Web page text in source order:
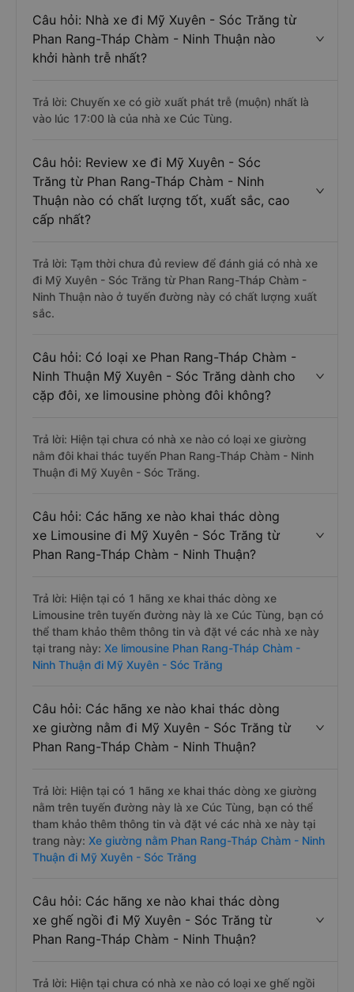
Câu hỏi: Nhà xe đi Mỹ Xuyên - Sóc Trăng từ
Phan Rang-Tháp Chàm - Ninh Thuận nào
khởi hành trễ nhất?
Trả lời: Chuyến xe có giờ xuất phát trễ (muộn) nhất là
vào lúc 17:00 là của nhà xe Cúc Tùng.
Câu hỏi: Review xe đi Mỹ Xuyên - Sóc
Trăng từ Phan Rang-Tháp Chàm - Ninh
Thuận nào có chất lượng tốt, xuất sắc, cao
cấp nhất?
Trả lời: Tạm thời chưa đủ review để đánh giá có nhà xe
đi Mỹ Xuyên - Sóc Trăng từ Phan Rang-Tháp Chàm -
Ninh Thuận nào ở tuyến đường này có chất lượng xuất
sắc.
Câu hỏi: Có loại xe Phan Rang-Tháp Chàm -
Ninh Thuận Mỹ Xuyên - Sóc Trăng dành cho
cặp đôi, xe limousine phòng đôi không?
Trả lời: Hiện tại chưa có nhà xe nào có loại xe giường
nằm đôi khai thác tuyến Phan Rang-Tháp Chàm - Ninh
Thuận đi Mỹ Xuyên - Sóc Trăng.
Câu hỏi: Các hãng xe nào khai thác dòng
xe Limousine đi Mỹ Xuyên - Sóc Trăng từ
Phan Rang-Tháp Chàm - Ninh Thuận?
Trả lời: Hiện tại có 1 hãng xe khai thác dòng xe
Limousine trên tuyến đường này là xe Cúc Tùng, bạn có
thể tham khảo thêm thông tin và đặt vé các nhà xe này
tại trang này: Xe limousine Phan Rang-Tháp Chàm -
Ninh Thuận đi Mỹ Xuyên - Sóc Trăng
Câu hỏi: Các hãng xe nào khai thác dòng
xe giường nằm đi Mỹ Xuyên - Sóc Trăng từ
Phan Rang-Tháp Chàm - Ninh Thuận?
Trả lời: Hiện tại có 1 hãng xe khai thác dòng xe giường
nằm trên tuyến đường này là xe Cúc Tùng, bạn có thể
tham khảo thêm thông tin và đặt vé các nhà xe này tại
trang này: Xe giường nằm Phan Rang-Tháp Chàm - Ninh
Thuận đi Mỹ Xuyên - Sóc Trăng
Câu hỏi: Các hãng xe nào khai thác dòng
xe ghế ngồi đi Mỹ Xuyên - Sóc Trăng từ
Phan Rang-Tháp Chàm - Ninh Thuận?
Trả lời: Hiện tại chưa có nhà xe nào có loại xe ghế ngồi